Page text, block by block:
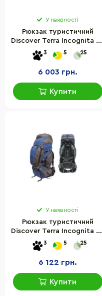
У наявності
Рюкзак туристичний
Discover Terra Incognita ti-
397, 70 л
3 5 25
6 003 грн.
Купити
У наявності
Рюкзак туристичний
Discover Terra Incognita ti-
399, 85 л
3 5 25
6 122 грн.
Купити